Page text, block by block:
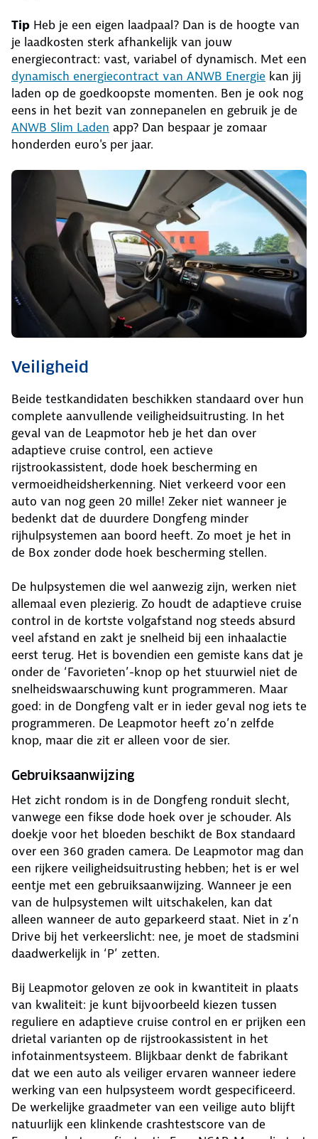
Tip Heb je een eigen laadpaal? Dan is de hoogte van
je laadkosten sterk afhankelijk van jouw
energiecontract: vast, variabel of dynamisch. Met een
dynamisch energiecontract van ANWB Energie kan jij
laden op de goedkoopste momenten. Ben je ook nog
eens in het bezit van zonnepanelen en gebruik je de
ANWB Slim Laden app? Dan bespaar je zomaar
honderden euro's per jaar.
Veiligheid
Beide testkandidaten beschikken standaard over hun
complete aanvullende veiligheidsuitrusting. In het
geval van de Leapmotor heb je het dan over
adaptieve cruise control, een actieve
rijstrookassistent, dode hoek bescherming en
vermoeidheidsherkenning. Niet verkeerd voor een
auto van nog geen 20 mille! Zeker niet wanneer je
bedenkt dat de duurdere Dongfeng minder
rijhulpsystemen aan boord heeft. Zo moet je het in
de Box zonder dode hoek bescherming stellen.
De hulpsystemen die wel aanwezig zijn, werken niet
allemaal even plezierig. Zo houdt de adaptieve cruise
control in de kortste volgafstand nog steeds absurd
veel afstand en zakt je snelheid bij een inhaalactie
eerst terug. Het is bovendien een gemiste kans dat je
onder de ‘Favorieten’-knop op het stuurwiel niet de
snelheidswaarschuwing kunt programmeren. Maar
goed: in de Dongfeng valt er in ieder geval nog iets te
programmeren. De Leapmotor heeft zo’n zelfde
knop, maar die zit er alleen voor de sier.
Gebruiksaanwijzing
Het zicht rondom is in de Dongfeng ronduit slecht,
vanwege een fikse dode hoek over je schouder. Als
doekje voor het bloeden beschikt de Box standaard
over een 360 graden camera. De Leapmotor mag dan
een rijkere veiligheidsuitrusting hebben; het is er wel
eentje met een gebruiksaanwijzing. Wanneer je een
van de hulpsystemen wilt uitschakelen, kan dat
alleen wanneer de auto geparkeerd staat. Niet in z’n
Drive bij het verkeerslicht: nee, je moet de stadsmini
daadwerkelijk in ‘P’ zetten.
Bij Leapmotor geloven ze ook in kwantiteit in plaats
van kwaliteit: je kunt bijvoorbeeld kiezen tussen
reguliere en adaptieve cruise control en er prijken een
drietal varianten op de rijstrookassistent in het
infotainmentsysteem. Blijkbaar denkt de fabrikant
dat we een auto als veiliger ervaren wanneer iedere
werking van een hulpsysteem wordt gespecificeerd.
De werkelijke graadmeter van een veilige auto blijft
natuurlijk een klinkende crashtestscore van de